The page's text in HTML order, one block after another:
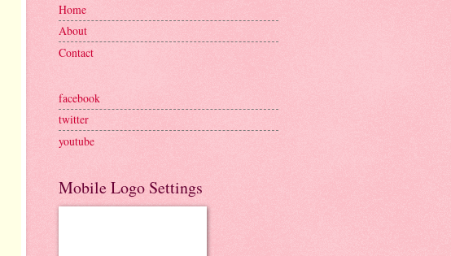
Home
About
Contact
facebook
twitter
youtube
Mobile Logo Settings